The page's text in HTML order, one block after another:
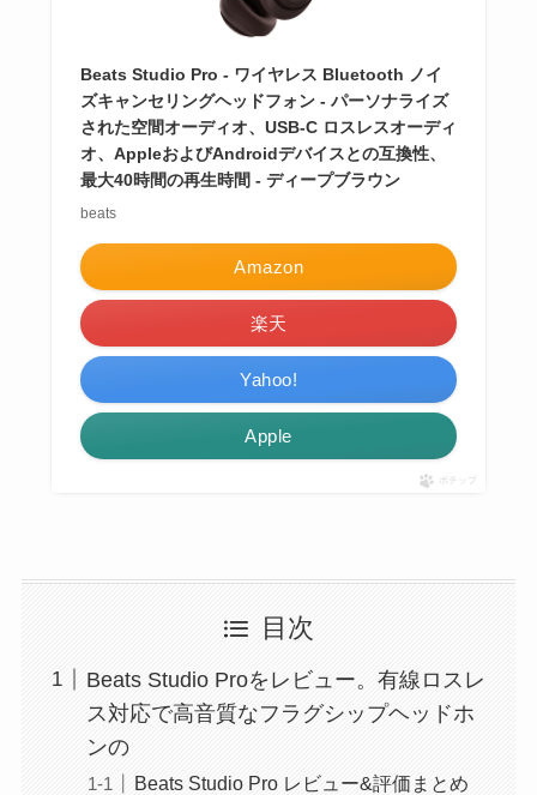
Beats Studio Pro - ワイヤレス Bluetooth ノイ
ズキャンセリングヘッドフォン - パーソナライズ
された空間オーディオ、USB-C ロスレスオーディ
オ、AppleおよびAndroidデバイスとの互換性、
最大40時間の再生時間 - ディープブラウン
beats
Amazon
楽天
Yahoo!
Apple
ポチップ
目次
Beats Studio Proをレビュー。有線ロスレ
ス対応で高音質なフラグシップヘッドホ
ンの
Beats Studio Pro レビュー&評価まとめ